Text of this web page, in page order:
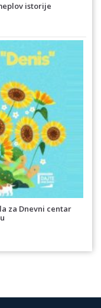
istorije
za Dnevni centar